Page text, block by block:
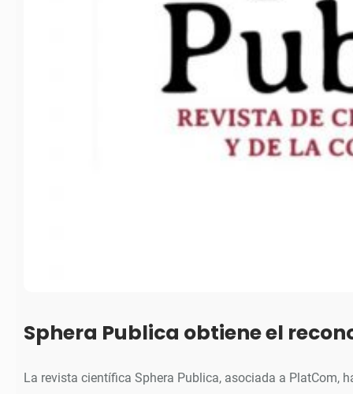
Sphera Publica obtiene el
La revista científica Sphera Publica, asociada a PlatCom,